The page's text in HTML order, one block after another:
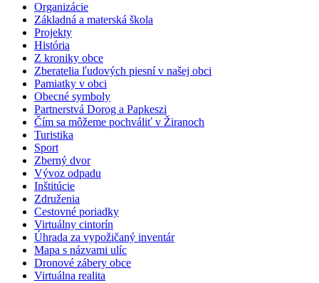
Organizácie
Základná a materská škola
Projekty
História
Z kroniky obce
Zberatelia ľudových piesní v našej obci
Pamiatky v obci
Obecné symboly
Partnerstvá Dorog a Papkeszi
Čím sa môžeme pochváliť v Žiranoch
Turistika
Sport
Zberný dvor
Vývoz odpadu
Inštitúcie
Združenia
Cestovné poriadky
Virtuálny cintorín
Úhrada za vypožičaný inventár
Mapa s názvami ulíc
Dronové zábery obce
Virtuálna realita